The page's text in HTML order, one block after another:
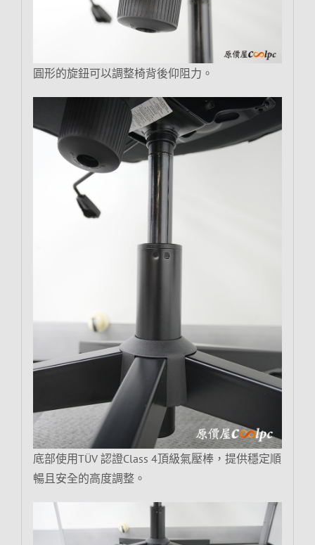
圓形的旋鈕可以調整椅背後仰阻力。
底部使用TÜV 認證Class 4頂級氣壓棒，提供穩定順
暢且安全的高度調整。